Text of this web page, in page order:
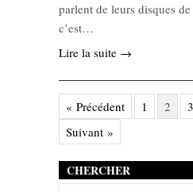
parlent de leurs disques
c’est…
Lire la suite →
« Précédent 1 2 3
Suivant »
CHERCHER